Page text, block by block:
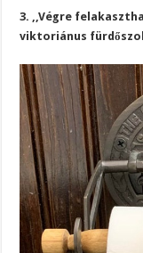
3. ,,Végre
viktoriánus